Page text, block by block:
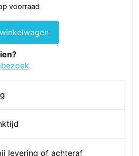
voorraad
levering of achteraf